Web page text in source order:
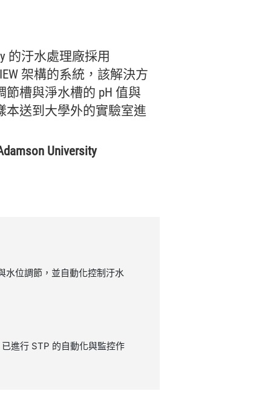
的汙水處理廠採用
架構的系統， 該解決方
節槽與淨水槽的 pH 值與
本送到 大學外的實驗室進
University
位調節，並​自動化​控制​汙水​
進行 STP 的自動化​與監​控作